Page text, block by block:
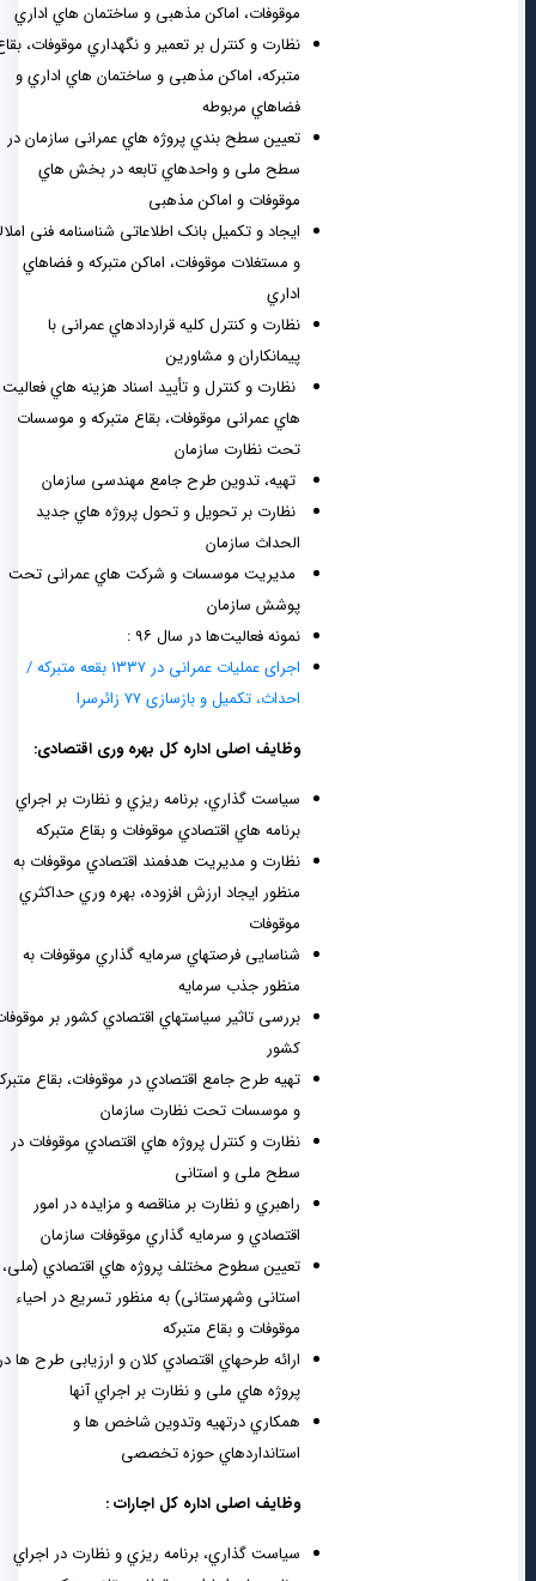
موقوفات، اماکن مذهبی و ساختمان هاي اداري
نظارت و کنترل بر تعمیر و نگهداري موقوفات، بقاع
متبرکه، اماکن مذهبی و ساختمان هاي اداري و
فضاهاي مربوطه
تعیین سطح بندي پروژه هاي عمرانی سازمان در
سطح ملی و واحدهاي تابعه در بخش هاي
موقوفات و اماکن مذهبی
ایجاد و تکمیل بانک اطلاعاتی شناسنامه فنی املاك
و مستغلات موقوفات، اماکن متبرکه و فضاهاي
اداري
نظارت و کنترل کلیه قراردادهاي عمرانی با
پیمانکاران و مشاورین
نظارت و کنترل و تأیید اسناد هزینه هاي فعالیت
هاي عمرانی موقوفات، بقاع متبرکه و موسسات
تحت نظارت سازمان
تهیه، تدوین طرح جامع مهندسی سازمان
نظارت بر تحویل و تحول پروژه هاي جدید
الحداث سازمان
مدیریت موسسات و شرکت هاي عمرانی تحت
پوشش سازمان
نمونه فعالیت‌ها در سال ۹۶ :
اجرای عملیات عمرانی در ۱۳۳۷ بقعه متبرکه /
احداث، تکمیل و بازسازی ۷۷ زائرسرا
وظایف اصلیاداره کل بهره وری اقتصادی:
سیاست گذاري، برنامه ریزي و نظارت بر اجراي
برنامه هاي اقتصادي موقوفات و بقاع متبرکه
نظارت و مدیریت هدفمند اقتصادي موقوفات به
منظور ایجاد ارزش افزوده، بهره وري حداکثري
موقوفات
شناسایی فرصتهاي سرمایه گذاري موقوفات به
منظور جذب سرمایه
بررسی تاثیر سیاستهاي اقتصادي کشور بر موقوفات
کشور
تهیه طرح جامع اقتصادي در موقوفات، بقاع متبرکه
و موسسات تحت نظارت سازمان
نظارت و کنترل پروژه هاي اقتصادي موقوفات در
سطح ملی و استانی
راهبري و نظارت بر مناقصه و مزایده در امور
اقتصادي و سرمایه گذاري موقوفات سازمان
تعیین سطوح مختلف پروژه هاي اقتصادي (ملی،
استانی وشهرستانی) به منظور تسریع در احیاء
موقوفات و بقاع متبرکه
ارائه طرحهاي اقتصادي کلان و ارزیابی طرح ها در
پروژه هاي ملی و نظارت بر اجراي آنها
همکاري درتهیه وتدوین شاخص ها و
استانداردهاي حوزه تخصصی
وظایف اصلیاداره کل اجارات :
سیاست گذاري، برنامه ریزي و نظارت در اجراي